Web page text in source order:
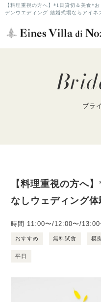
【料理重視の方へ】*1日貸切＆美食*
デンウエディング 結婚式場ならアイネ
ブラ
【料理重視の方へ
なしウェディング体
時間 11:00〜/12:00〜/
おすすめ 無料試食 模
平日